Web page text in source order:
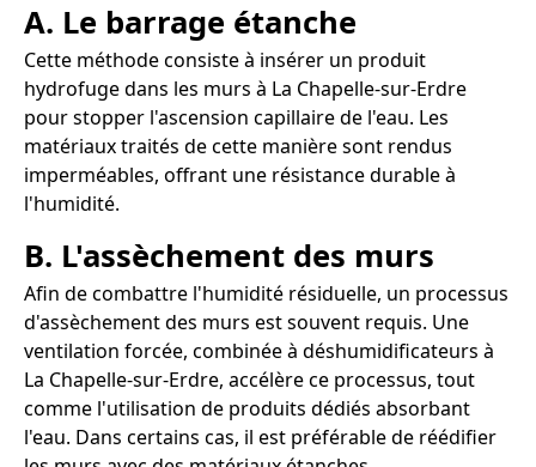
A. Le barrage étanche
Cette méthode consiste à insérer un produit
hydrofuge dans les murs à La Chapelle-sur-Erdre
pour stopper l'ascension capillaire de l'eau. Les
matériaux traités de cette manière sont rendus
imperméables, offrant une résistance durable à
l'humidité.
B. L'assèchement des murs
Afin de combattre l'humidité résiduelle, un processus
d'assèchement des murs est souvent requis. Une
ventilation forcée, combinée à déshumidificateurs à
La Chapelle-sur-Erdre, accélère ce processus, tout
comme l'utilisation de produits dédiés absorbant
l'eau. Dans certains cas, il est préférable de réédifier